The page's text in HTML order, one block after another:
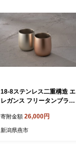
18-8ステンレス二重構造 エ
レガンス フリータンブラー
寄附金額 26,000円
新潟県燕市